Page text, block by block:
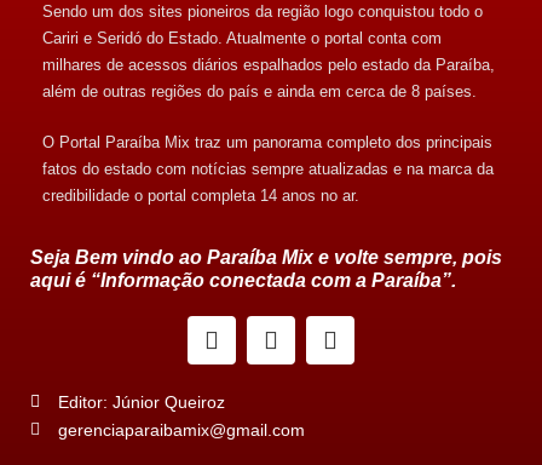
Sendo um dos sites pioneiros da região logo conquistou todo o
Cariri e Seridó do Estado. Atualmente o portal conta com
milhares de acessos diários espalhados pelo estado da Paraíba,
além de outras regiões do país e ainda em cerca de 8 países.
O Portal Paraíba Mix traz um panorama completo dos principais
fatos do estado com notícias sempre atualizadas e na marca da
credibilidade o portal completa 14 anos no ar.
Seja Bem vindo ao Paraíba Mix e volte sempre, pois
aqui é “Informação conectada com a Paraíba”.
Editor: Júnior Queiroz
gerenciaparaibamix@gmail.com